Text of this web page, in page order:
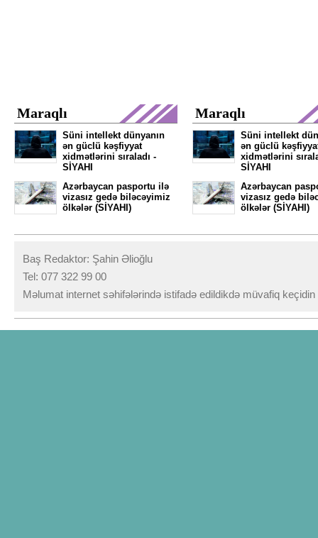
Maraqlı
Süni intellekt dünyanın
ən güclü kəşfiyyat
xidmətlərini sıraladı -
SİYAHI
Azərbaycan pasportu ilə
vizasız gedə biləcəyimiz
ölkələr (SİYAHI)
Maraqlı
Süni intellekt
ən güclü
xidmətlərini
SİYAHI
Azərbaycan
vizasız gedə
ölkələr (SİYAHI)
Baş Redaktor: Şahin Əlioğlu
Tel: 077 322 99 00
Məlumat internet səhifələrində istifadə edildikdə müvafiq keçidin